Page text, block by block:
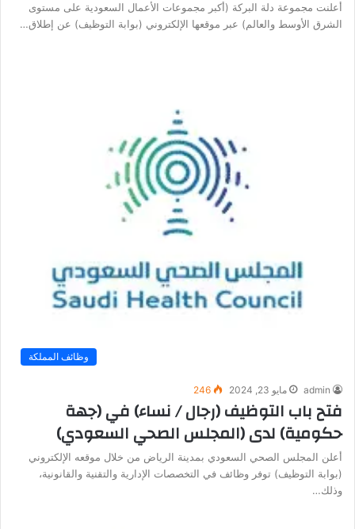
أعلنت مجموعة دلة البركة (أكبر مجموعات الأعمال السعودية على مستوى
الشرق الأوسط والعالم) عبر موقعها الإلكتروني (بوابة التوظيف) عن إطلاق…
وظائف المملكة
admin مايو 23, 2024 246
فتح باب التوظيف (رجال / نساء) في (جهة
حكومية) لدى (المجلس الصحي السعودي)
أعلن المجلس الصحي السعودي بمدينة الرياض من خلال موقعه الإلكتروني
(بوابة التوظيف) توفر وظائف في التخصصات الإدارية والتقنية والقانونية،
وذلك…